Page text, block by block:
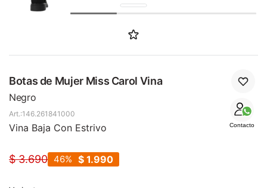
Botas de Mujer Miss Carol Vina
Negro
Contacto
146.261841000
Vina Baja Con Estrivo
$ 3.690 $ 1.990
46